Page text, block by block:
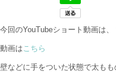
今回のYouTubeショート動画は
動画は こちら
壁などに手をついた状態で太も